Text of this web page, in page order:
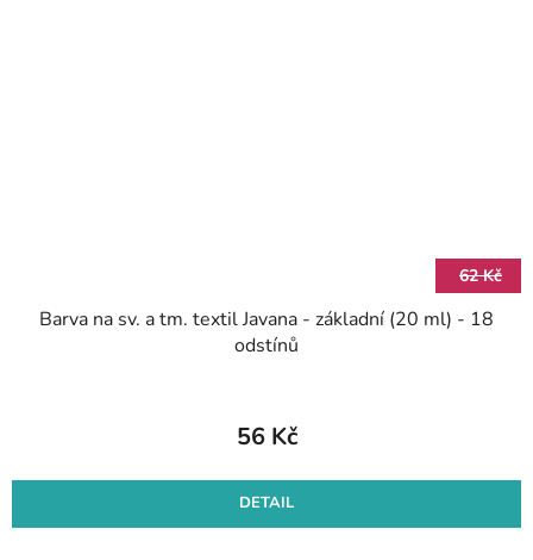
62 Kč
Barva na sv. a tm. textil Javana - základní (20 ml) - 18
odstínů
56 Kč
DETAIL